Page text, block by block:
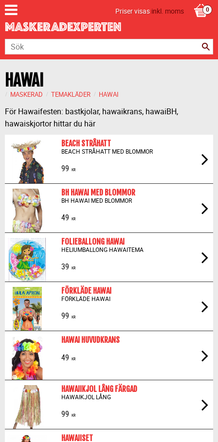
Priser visasinkl. moms
HAWAI
MASKERAD TEMAKLÄDER HAWAI
För Hawaifesten: bastkjolar, hawaikrans, hawaiBH,
hawaiskjortor hittar du här
BEACH STRÅHATT
BEACH STRÅHATT MED BLOMMOR
99 KR
BH HAWAI MED BLOMMOR
BH HAWAI MED BLOMMOR
49 KR
FOLIEBALLONG HAWAI
HELIUMBALLONG HAWAITEMA
39 KR
FÖRKLÄDE HAWAI
FÖRKLÄDE HAWAI
99 KR
HAWAI HUVUDKRANS
49 KR
HAWAIIKJOL LÅNG FÄRGAD
HAWAIKJOL LÅNG
99 KR
HAWAIISET